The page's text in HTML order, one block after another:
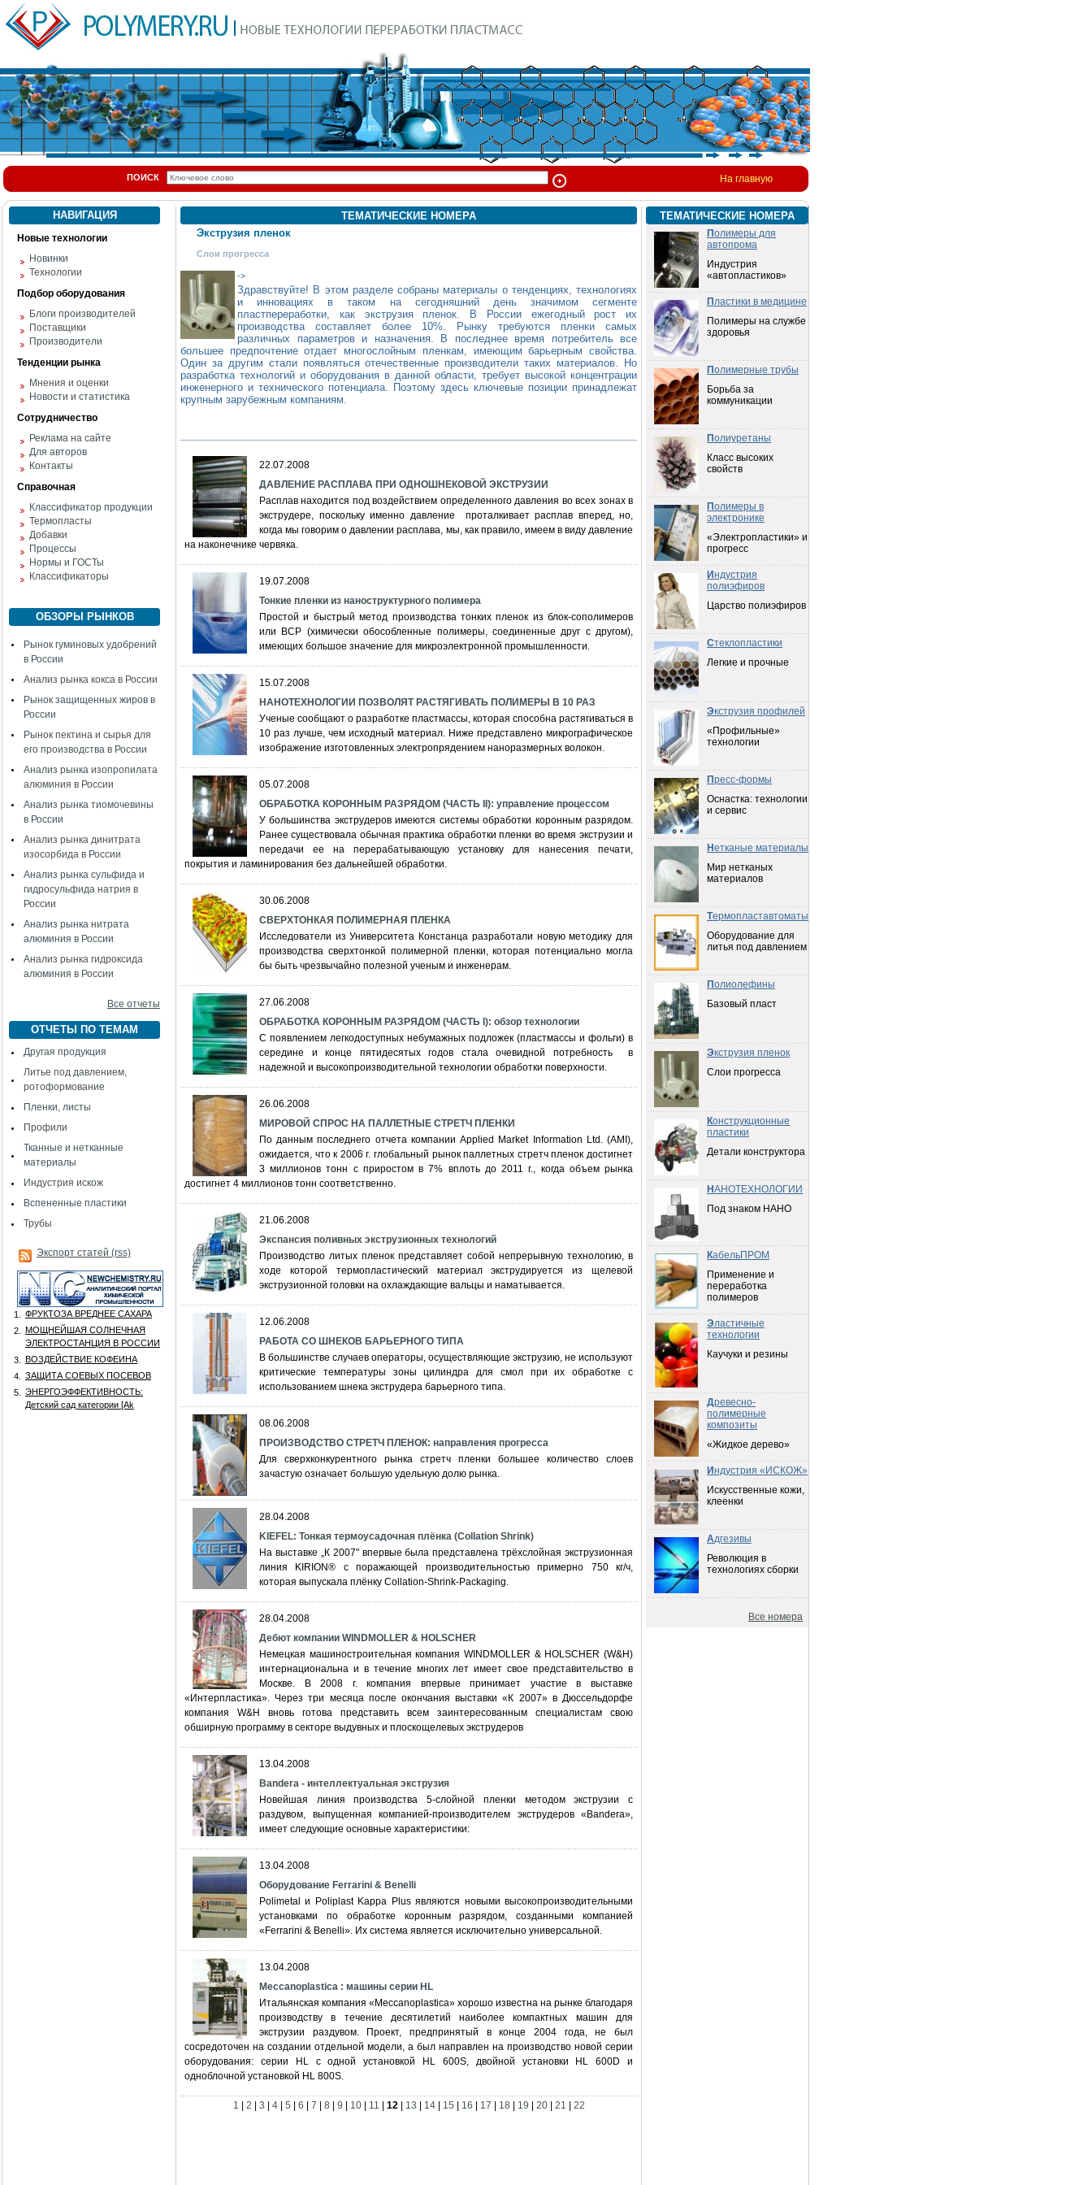
ПОИСК На главную
НАВИГАЦИЯ
Новые технологии
Новинки
Технологии
Подбор оборудования
Блоги производителей
Поставщики
Производители
Тенденции рынка
Мнения и оценки
Новости и статистика
Сотрудничество
Реклама на сайте
Для авторов
Контакты
Справочная
Классификатор продукции
Термопласты
Добавки
Процессы
Нормы и ГОСТы
Классификаторы
ОБЗОРЫ РЫНКОВ
Рынок гуминовых удобрений
в России
Анализ рынка кокса в России
Рынок защищенных жиров в
России
Рынок пектина и сырья для
его производства в России
Анализ рынка изопропилата
алюминия в России
Анализ рынка тиомочевины
в России
Анализ рынка динитрата
изосорбида в России
Анализ рынка сульфида и
гидросульфида натрия в
России
Анализ рынка нитрата
алюминия в России
Анализ рынка гидроксида
алюминия в России
Все отчеты
ОТЧЕТЫ ПО ТЕМАМ
Другая продукция
Литье под давлением,
ротоформование
Пленки, листы
Профили
Тканные и нетканные
материалы
Индустрия искож
Вспененные пластики
Трубы
Экспорт статей (rss)
1.
ФРУКТОЗА ВРЕДНЕЕ САХАРА
2.
МОЩНЕЙШАЯ СОЛНЕЧНАЯ
ЭЛЕКТРОСТАНЦИЯ В РОССИИ
3.
ВОЗДЕЙСТВИЕ КОФЕИНА
4.
ЗАЩИТА СОЕВЫХ ПОСЕВОВ
5.
ЭНЕРГОЭФФЕКТИВНОСТЬ:
Детский сад категории [Аk
ТЕМАТИЧЕСКИЕ НОМЕРА
Экструзия пленок
Слои прогресса
->
Здравствуйте! В этом разделе собраны материалы о тенденциях, технологиях
и инновациях в таком на сегодняшний день значимом сегменте
пластпереработки, как экструзия пленок. В России ежегодный рост их
производства составляет более 10%. Рынку требуются пленки самых
различных параметров и назначения. В последнее время потребитель все
большее предпочтение отдает многослойным пленкам, имеющим барьерным свойства.
Один за другим стали появляться отечественные производители таких материалов. Но
разработка технологий и оборудования в данной области, требует высокой концентрации
инженерного и технического потенциала. Поэтому здесь ключевые позиции принадлежат
крупным зарубежным компаниям.
22.07.2008
ДАВЛЕНИЕ РАСПЛАВА ПРИ ОДНОШНЕКОВОЙ ЭКСТРУЗИИ
Расплав находится под воздействием определенного давления во всех зонах в
экструдере, поскольку именно давление проталкивает расплав вперед, но,
когда мы говорим о давлении расплава, мы, как правило, имеем в виду давление
на наконечнике червяка.
19.07.2008
Тонкие пленки из наноструктурного полимера
Простой и быстрый метод производства тонких пленок из блок-сополимеров
или BCP (химически обособленные полимеры, соединенные друг с другом),
имеющих большое значение для микроэлектронной промышленности.
15.07.2008
НАНОТЕХНОЛОГИИ ПОЗВОЛЯТ РАСТЯГИВАТЬ ПОЛИМЕРЫ В 10 РАЗ
Ученые сообщают о разработке пластмассы, которая способна растягиваться в
10 раз лучше, чем исходный материал. Ниже представлено микрографическое
изображение изготовленных электропрядением наноразмерных волокон.
05.07.2008
ОБРАБОТКА КОРОННЫМ РАЗРЯДОМ (ЧАСТЬ II): управление процессом
У большинства экструдеров имеются системы обработки коронным разрядом.
Ранее существовала обычная практика обработки пленки во время экструзии и
передачи ее на перерабатывающую установку для нанесения печати,
покрытия и ламинирования без дальнейшей обработки.
30.06.2008
СВЕРХТОНКАЯ ПОЛИМЕРНАЯ ПЛЕНКА
Исследователи из Университета Констанца разработали новую методику для
производства сверхтонкой полимерной пленки, которая потенциально могла
бы быть чрезвычайно полезной ученым и инженерам.
27.06.2008
ОБРАБОТКА КОРОННЫМ РАЗРЯДОМ (ЧАСТЬ I): обзор технологии
С появлением легкодоступных небумажных подложек (пластмассы и фольги) в
середине и конце пятидесятых годов стала очевидной потребность в
надежной и высокопроизводительной технологии обработки поверхности.
26.06.2008
МИРОВОЙ СПРОС НА ПАЛЛЕТНЫЕ СТРЕТЧ ПЛЕНКИ
По данным последнего отчета компании Applied Market Information Ltd. (AMI),
ожидается, что к 2006 г. глобальный рынок паллетных стретч пленок достигнет
3 миллионов тонн с приростом в 7% вплоть до 2011 г., когда объем рынка
достигнет 4 миллионов тонн соответственно.
21.06.2008
Экспансия поливных экструзионных технологий
Производство литых пленок представляет собой непрерывную технологию, в
ходе которой термопластический материал экструдируется из щелевой
экструзионной головки на охлаждающие вальцы и наматывается.
12.06.2008
РАБОТА СО ШНЕКОВ БАРЬЕРНОГО ТИПА
В большинстве случаев операторы, осуществляющие экструзию, не используют
критические температуры зоны цилиндра для смол при их обработке с
использованием шнека экструдера барьерного типа.
08.06.2008
ПРОИЗВОДСТВО СТРЕТЧ ПЛЕНОК: направления прогресса
Для сверхконкурентного рынка стретч пленки большее количество слоев
зачастую означает большую удельную долю рынка.
28.04.2008
KIEFEL: Тонкая термоусадочная плёнка (Collation Shrink)
На выставке „К 2007" впервые была представлена трёхслойная экструзионная
линия KIRION® с поражающей производительностью примерно 750 кг/ч,
которая выпускала плёнку Collation-Shrink-Packaging.
28.04.2008
Дебют компании WINDMOLLER & HOLSCHER
Немецкая машиностроительная компания WINDMOLLER & HOLSCHER (W&H)
интернациональна и в течение многих лет имеет свое представительство в
Москве. В 2008 г. компания впервые принимает участие в выставке
«Интерпластика». Через три месяца после окончания выставки «К 2007» в Дюссельдорфе
компания W&H вновь готова представить всем заинтересованным специалистам свою
обширную программу в секторе выдувных и плоскощелевых экструдеров
13.04.2008
Bandera - интеллектуальная экструзия
Новейшая линия производства 5-слойной пленки методом экструзии с
раздувом, выпущенная компанией-производителем экструдеров «Bandera»,
имеет следующие основные характеристики:
13.04.2008
Оборудование Ferrarini & Benelli
Polimetal и Poliplast Kappa Plus являются новыми высокопроизводительными
установками по обработке коронным разрядом, созданными компанией
«Ferrarini & Benelli». Их система является исключительно универсальной.
13.04.2008
Meccanoplastica : машины серии HL
Итальянская компания «Meccanoplastica» хорошо известна на рынке благодаря
производству в течение десятилетий наиболее компактных машин для
экструзии раздувом. Проект, предпринятый в конце 2004 года, не был
сосредоточен на создании отдельной модели, а был направлен на производство новой серии
оборудования: серии HL с одной установкой HL 600S, двойной установки HL 600D и
одноблочной установкой HL 800S.
1 2 3 4| 5 6 7 8 9 10| 11 12| 13 14| 15 16 17 18 19 20| 21 22
ТЕМАТИЧЕСКИЕ НОМЕРА
Полимеры для
автопрома
Индустрия
«автопластиков»
Пластики в медицине
Полимеры на службе
здоровья
Полимерные трубы
Борьба за
коммуникации
Полиуретаны
Класс высоких
свойств
Полимеры в
электронике
«Электропластики» и
прогресс
Индустрия
полиэфиров
Царство полиэфиров
Стеклопластики
Легкие и прочные
Экструзия профилей
«Профильные»
технологии
Пресс-формы
Оснастка: технологии
и сервис
Н етканые материалы
Мир нетканых
материалов
Термопластавтоматы
Оборудование для
литья под давлением
Полиолефины
Базовый пласт
Экструзия пленок
Слои прогресса
Конструкционные
пластики
Детали конструктора
Н АНОТЕХНОЛОГИИ
Под знаком НАНО
КабельПРОМ
Применение и
переработка
полимеров
Эластичные
технологии
Каучуки и резины
Древесно-
полимерные
композиты
«Жидкое дерево»
Индустрия «ИСКОЖ»
Искусственные кожи,
клеенки
Адгезивы
Революция в
технологиях сборки
Все номера